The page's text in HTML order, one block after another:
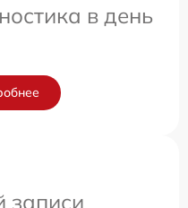
в день
записи